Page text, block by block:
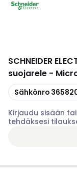
SCHNEIDER
suojarele -
Kopioi
Sähkönro
Kirjaudu sisään
tehdäksesi